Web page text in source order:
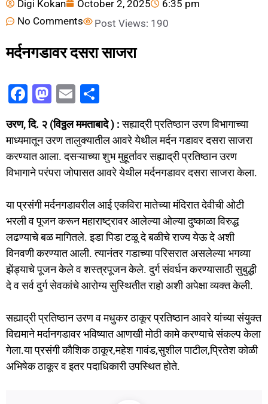
Digi Kokan October 2, 2025
6:35 pm
No Comments
Post Views: 190
मर्दनगडावर दसरा साजरा
F
a
c
e
b
o
k
M
a
st
o
d
n
E
ai
l
h
ar
e
उरण, दि. २ (विठ्ठल ममताबादे ) :सह्याद्री प्रतिष्ठान उरण विभागाच्या
माध्यमातून उरण तालुक्यातील आवरे येथील मर्दन गडावर दसरा साजरा
करण्यात आला. दसऱ्याच्या शुभ मुहूर्तावर सह्याद्री प्रतिष्ठान उरण
विभागाने परंपरा जोपासत आवरे येथील मर्दनगडावर दसरा साजरा केला.
या प्रसंगी मर्दनगडावरील आई एकविरा मातेच्या मंदिरात देवीची ओटी
भरली व पूजन करून महाराष्ट्रावर आलेल्या ओल्या दुष्काळा विरुद्ध
लढण्याचे बळ मागितले. इडा पिडा टळू दे बळीचे राज्य येऊ दे अशी
विनवणी करण्यात आली. त्यानंतर गडाच्या परिसरात असलेल्या भगव्या
झेंड्याचे पूजन केले व शस्त्रपूजन केले. दुर्ग संवर्धन करण्यासाठी सुबुद्धी
दे व सर्व दुर्ग सेवकांचे आरोग्य सुस्थितीत राहो अशी अपेक्षा व्यक्त केली.
सह्याद्री प्रतिष्ठान उरण व मधुकर ठाकूर प्रतिष्ठान आवरे यांच्या संयुक्त
विद्यमाने मर्दानगडावर भविष्यात आणखी मोठी कामे करण्याचे संकल्प केला
गेला.या प्रसंगी कौशिक ठाकूर,महेश गावंड,सुशील पाटील,प्रितेश कोळी
अभिषेक ठाकूर व इतर पदाधिकारी उपस्थित होते.